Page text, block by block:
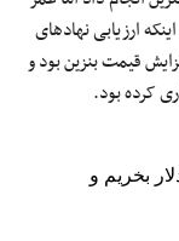
ارزیابی نهادهای
قیمت بنزین بود و
کرده بود.
بخریم و